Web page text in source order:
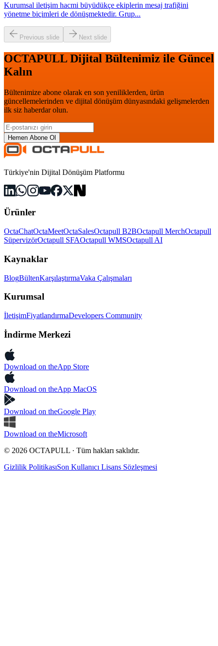
Kurumsal iletişim hacmi büyüdükçe ekiplerin mesaj trafiğini
yönetme biçimleri de dönüşmektedir. Grup...
Previous slide Next slide
OCTAPULL Dijital Bültenimiz ile Güncel
Kalın
Bültenimize abone olarak en son yeniliklerden, ürün
güncellemelerinden ve dijital dönüşüm dünyasındaki gelişmelerden
ilk siz haberdar olun.
Hemen Abone Ol
Türkiye'nin Dijital Dönüşüm Platformu
Ürünler
OctaChatOctaMeetOctaSalesOctapull B2BOctapull MerchOctapull
SüpervizörOctapull SFAOctapull WMSOctapull AI
Kaynaklar
BlogBültenKarşılaştırmaVaka Çalışmaları
Kurumsal
İletişimFiyatlandırmaDevelopers Community
İndirme Merkezi
Download on theApp Store
Download on theApp MacOS
Download on theGoogle Play
Download on theMicrosoft
© 2026 OCTAPULL · Tüm hakları saklıdır.
Gizlilik PolitikasıSon Kullanıcı Lisans Sözleşmesi